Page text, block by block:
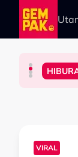
Skip to main
GAYA
VIRAL